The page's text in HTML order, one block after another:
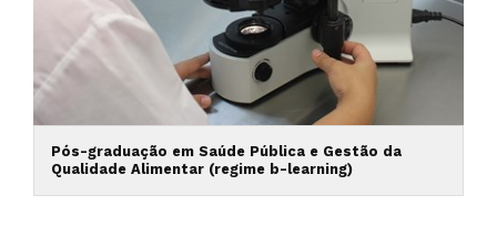
Pós-graduação em Saúde Pública e Gestão da
Qualidade Alimentar (regime b-learning)